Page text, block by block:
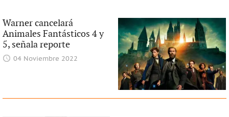
Warner cancelará
Animales Fantásticos 4 y
5, señala reporte
04 Noviembre 2022